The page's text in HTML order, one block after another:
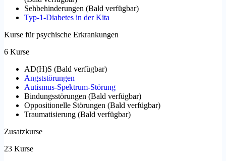
Sehbehinderungen (Bald verfügbar)
Typ-1-Diabetes in der Kita
Kurse für psychische Erkrankungen
6 Kurse
AD(H)S (Bald verfügbar)
Angststörungen
Autismus-Spektrum-Störung
Bindungsstörungen (Bald verfügbar)
Oppositionelle Störungen (Bald verfügbar)
Traumatisierung (Bald verfügbar)
Zusatzkurse
23 Kurse